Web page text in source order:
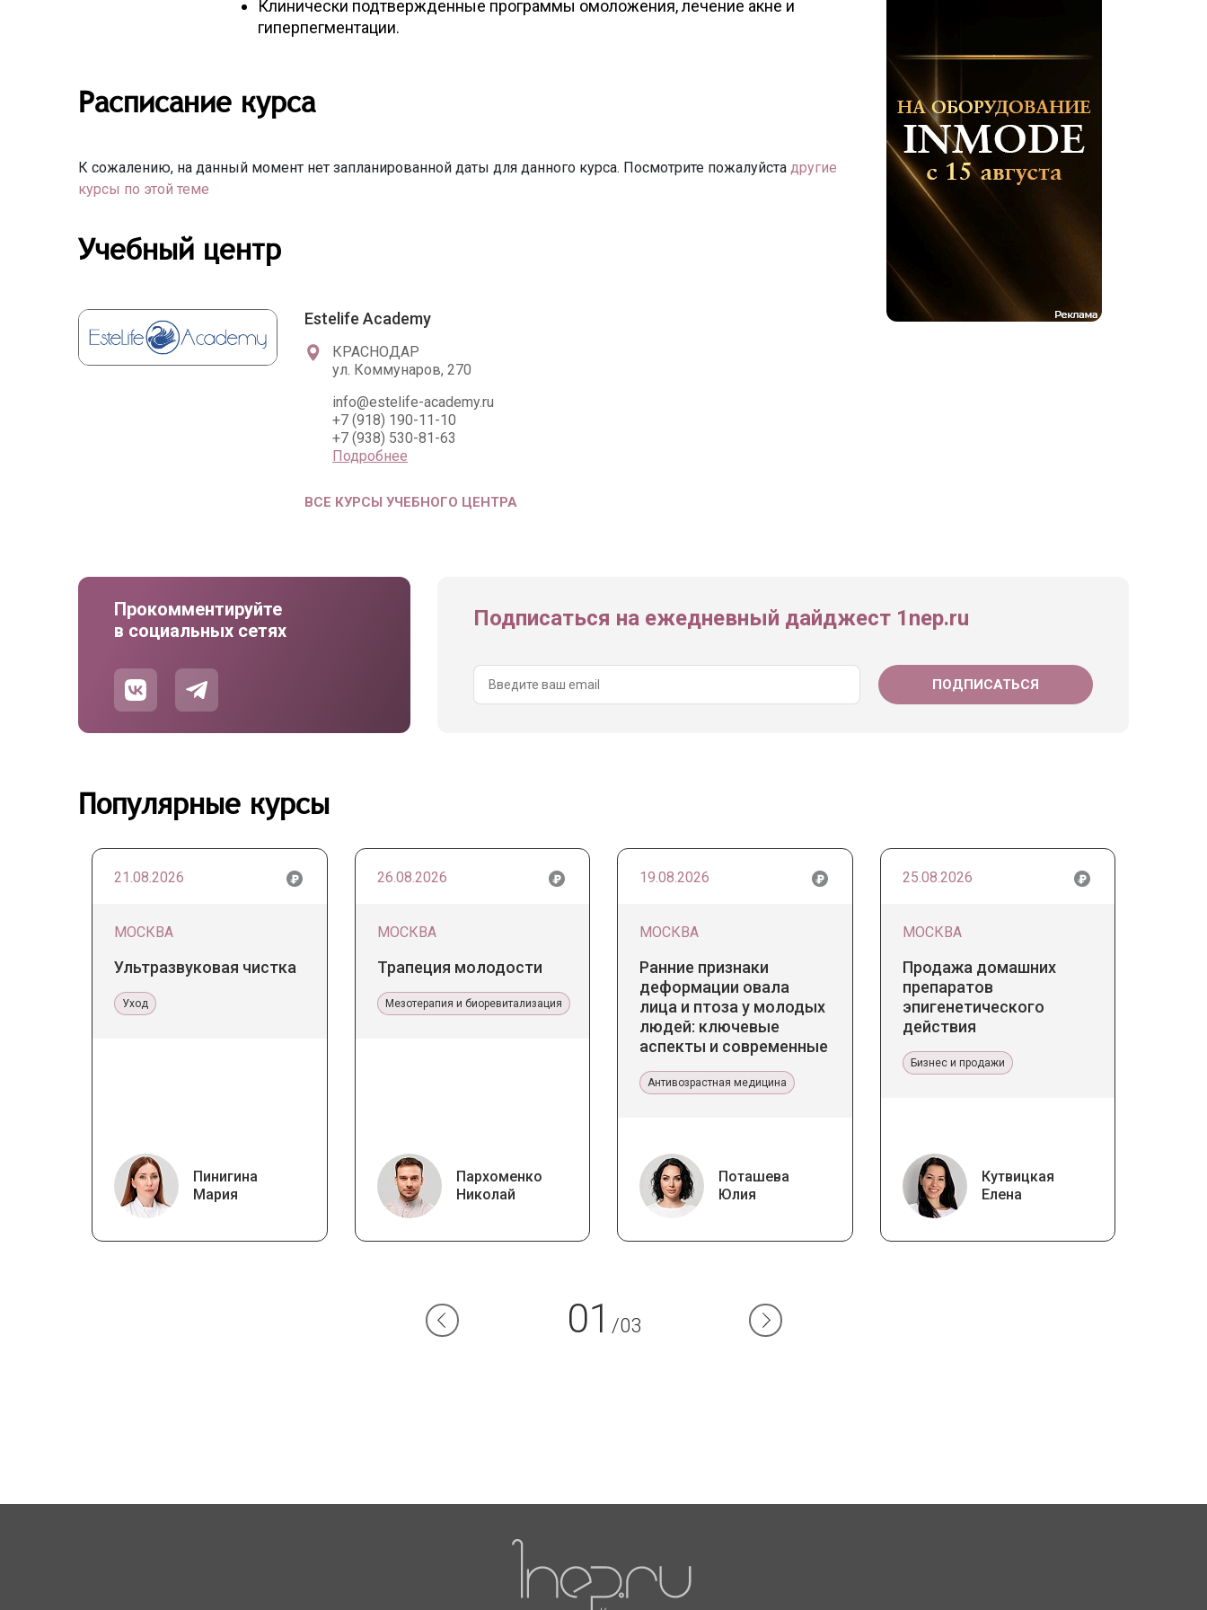
Клинически подтвержденные программы омоложения, лечение акне и
гиперпегментации.
Расписание курса
К сожалению, на данный момент нет запланированной даты для данного курса. Посмотрите пожалуйста другие
курсы по этой теме
Учебный центр
Estelife Academy
КРАСНОДАР
ул. Коммунаров, 270
info@estelife-academy.ru
+7 (918) 190-11-10
+7 (938) 530-81-63
Подробнее
ВСЕ КУРСЫ УЧЕБНОГО ЦЕНТРА
Прокомментируйте
в социальных сетях
Подписаться на ежедневный дайджест 1nep.ru
Популярные курсы
21.08.2026
МОСКВА
Ультразвуковая чистка
Уход
Пинигина
Мария
26.08.2026
МОСКВА
Трапеция молодости
Мезотерапия и биоревитализация
Пархоменко
Николай
19.08.2026
МОСКВА
Ранние признаки
деформации овала
лица и птоза у молодых
людей: ключевые
аспекты и современные
Антивозрастная медицина
Поташева
Юлия
25.08.2026
МОСКВА
Продажа домашних
препаратов
эпигенетического
действия
Бизнес и продажи
Кутвицкая
Елена
01 /03